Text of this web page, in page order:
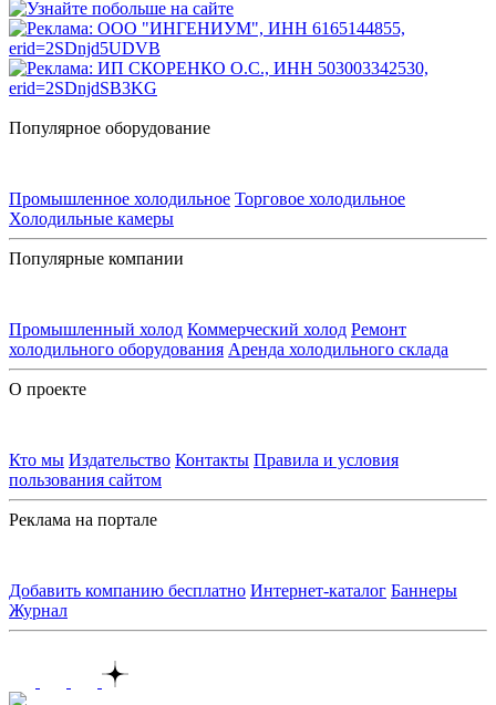
Популярное оборудование
Промышленное холодильное Торговое холодильное
Холодильные камеры
Популярные компании
Промышленный холод Коммерческий холод Ремонт
холодильного оборудования Аренда холодильного склада
О проекте
Кто мы Издательство Контакты Правила и условия
пользования сайтом
Реклама на портале
Добавить компанию бесплатно Интернет-каталог Баннеры
Журнал